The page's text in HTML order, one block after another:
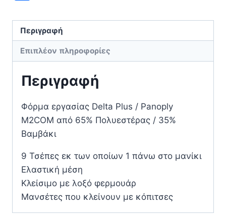
Περιγραφή
Επιπλέον πληροφορίες
Περιγραφή
Φόρμα εργασίας Delta Plus / Panoply
M2COM από 65% Πολυεστέρας / 35%
Βαμβάκι
9 Τσέπες εκ των οποίων 1 πάνω στο μανίκι
Ελαστική μέση
Κλείσιμο με λοξό φερμουάρ
Μανσέτες που κλείνουν με κόπιτσες